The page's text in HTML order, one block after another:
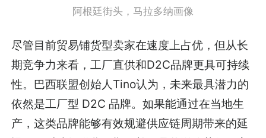
阿根廷街头，马拉多纳画像
尽管目前贸易铺货型卖家在速度上占优，但从长
期竞争力来看，工厂直供和D2C品牌更具可持续
性。巴西联盟创始人Tino认为，未来最具潜力的
依然是工厂型 D2C 品牌。如果能通过在当地生
产，这类品牌能够有效规避供应链周期带来的延